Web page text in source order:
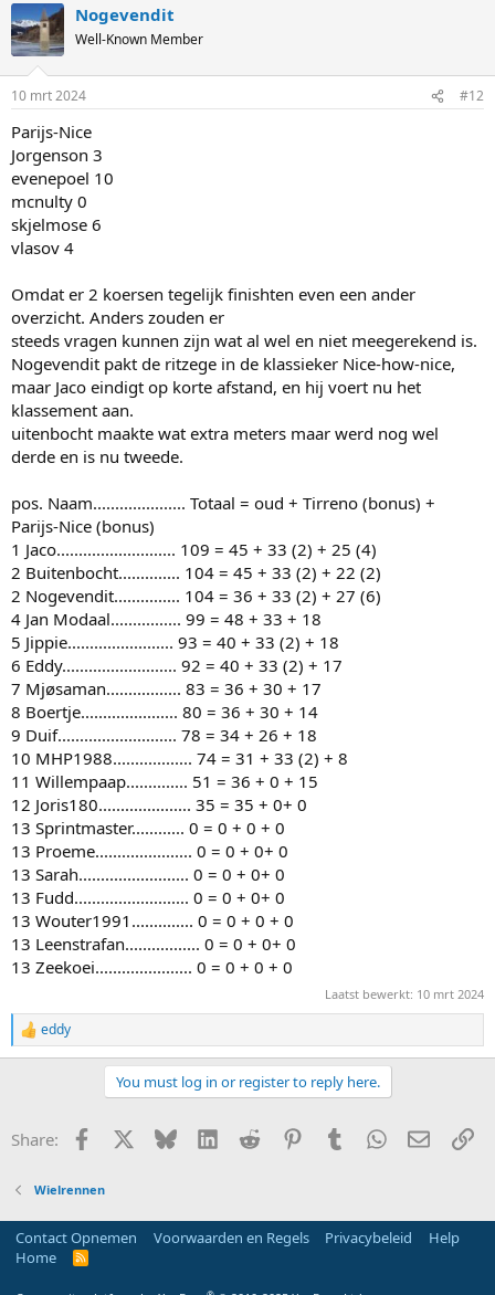
Nogevendit
Well-Known Member
10 mrt 2024 #12
Parijs-Nice
Jorgenson 3
evenepoel 10
mcnulty 0
skjelmose 6
vlasov 4
Omdat er 2 koersen tegelijk finishten even een ander
overzicht. Anders zouden er
steeds vragen kunnen zijn wat al wel en niet meegerekend is.
Nogevendit pakt de ritzege in de klassieker Nice-how-nice,
maar Jaco eindigt op korte afstand, en hij voert nu het
klassement aan.
uitenbocht maakte wat extra meters maar werd nog wel
derde en is nu tweede.
pos. Naam..................... Totaal = oud + Tirreno (bonus) +
Parijs-Nice (bonus)
1 Jaco........................... 109 = 45 + 33 (2) + 25 (4)
2 Buitenbocht.............. 104 = 45 + 33 (2) + 22 (2)
2 Nogevendit............... 104 = 36 + 33 (2) + 27 (6)
4 Jan Modaal................ 99 = 48 + 33 + 18
5 Jippie........................ 93 = 40 + 33 (2) + 18
6 Eddy.......................... 92 = 40 + 33 (2) + 17
7 Mjøsaman................. 83 = 36 + 30 + 17
8 Boertje...................... 80 = 36 + 30 + 14
9 Duif........................... 78 = 34 + 26 + 18
10 MHP1988.................. 74 = 31 + 33 (2) + 8
11 Willempaap.............. 51 = 36 + 0 + 15
12 Joris180..................... 35 = 35 + 0+ 0
13 Sprintmaster............ 0 = 0 + 0 + 0
13 Proeme...................... 0 = 0 + 0+ 0
13 Sarah......................... 0 = 0 + 0+ 0
13 Fudd.......................... 0 = 0 + 0+ 0
13 Wouter1991.............. 0 = 0 + 0 + 0
13 Leenstrafan................. 0 = 0 + 0+ 0
13 Zeekoei...................... 0 = 0 + 0 + 0
Laatst bewerkt: 10 mrt 2024
R
e
o
:
eddy
You must log in or register to reply here.
Share: Facebook Bluesky LinkedInReddit PinterestTumblrWhatsApp
E-mail
Wielrennen
Contact Opnemen Voorwaarden en Regels Privacybeleid
Help
Home
R